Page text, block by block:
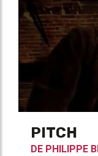
PITCH
DE PHILIPPE